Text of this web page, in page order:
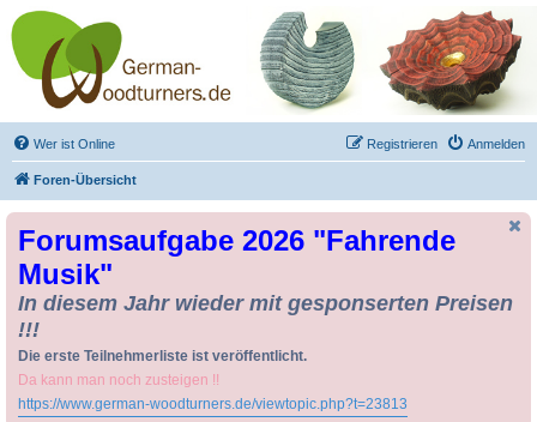
Drechseln und
Kunsthandwerk -
German-Woodturners
*Forum Sauerland*
Der Treffpunkt für Drechsler und Freunde des Kunsthandwerks
Wer ist Online Anmelden
Registrieren
Foren-Übersicht
Forumsaufgabe 2026 "Fahrende
Musik"
In diesem Jahr wieder mit gesponserten Preisen
!!!
Die erste Teilnehmerliste ist veröffentlicht.
Da kann man noch zusteigen !!
https://www.german-woodturners.de/viewtopic.php?t=23813